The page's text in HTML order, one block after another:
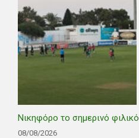
Νικηφόρο το σημερινό φιλικό
08/08/2026